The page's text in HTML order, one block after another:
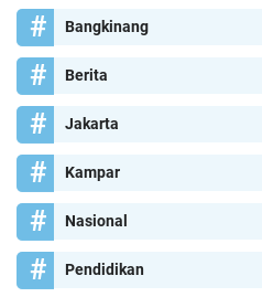
Bangkinang
Berita
Jakarta
Kampar
Nasional
Pendidikan